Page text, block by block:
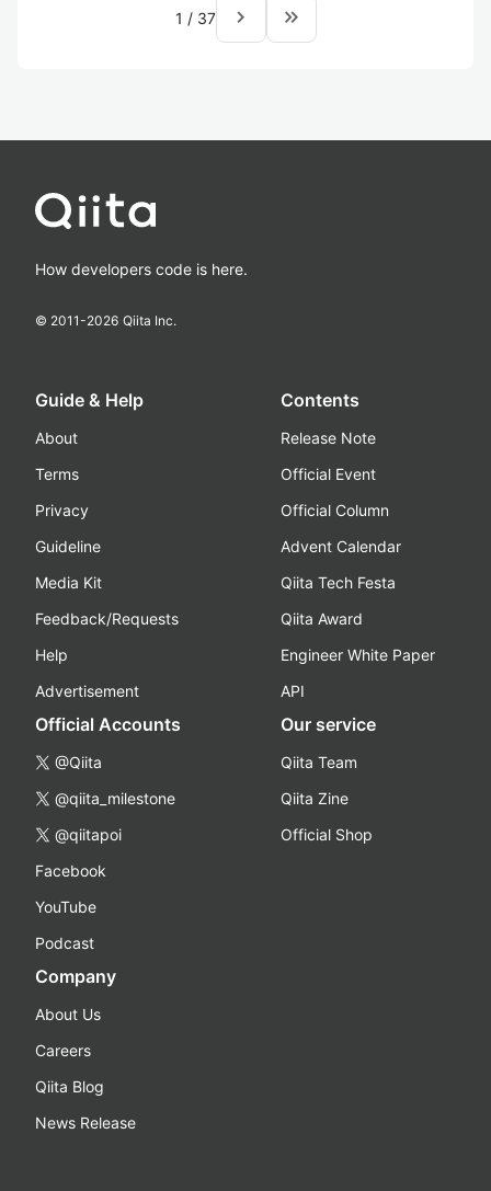
1 / 37 navigate_next keyboard_double_arrow_right
How developers code is here.
© 2011-2026 Qiita Inc.
Guide & Help
About
Terms
Privacy
Guideline
Media Kit
Feedback/Requests
Help
Advertisement
Contents
Release Note
Official Event
Official Column
Advent Calendar
Qiita Tech Festa
Qiita Award
Engineer White Paper
API
Official Accounts
@Qiita
@qiita_milestone
@qiitapoi
Facebook
YouTube
Podcast
Our service
Qiita Team
Qiita Zine
Official Shop
Company
About Us
Careers
Qiita Blog
News Release